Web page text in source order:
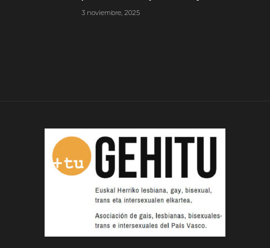
3 noviembre, 2025